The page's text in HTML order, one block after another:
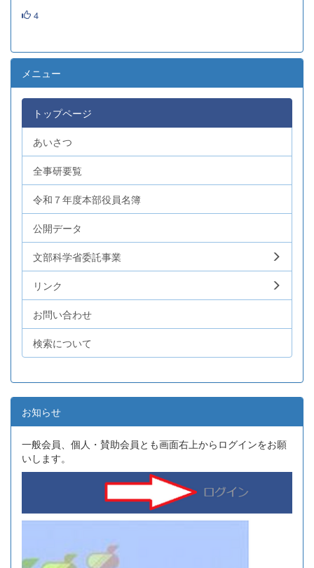
4
メニュー
トップページ
あいさつ
全事研要覧
令和７年度本部役員名簿
公開データ
文部科学省委託事業
リンク
お問い合わせ
検索について
お知らせ
一般会員、個人・賛助会員とも画面右上からログインをお願
いします。